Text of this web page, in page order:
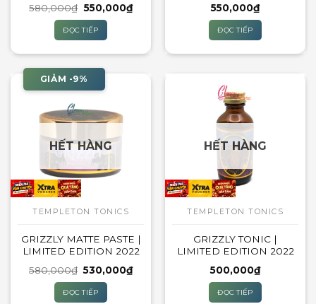
580,000₫ Giá
là:
580,000₫.
550,000₫Giá
hiện
ĐỌC TIẾP
550,000₫
ĐỌC TIẾP
GIẢM -9%
HẾT HÀNG
TEMPLETON TONICS
GRIZZLY MATTE PASTE |
LIMITED EDITION 2022
580,000₫ Giá
là:
580,000₫.
530,000₫Giá
hiện
ĐỌC TIẾP
HẾT HÀNG
TEMPLETON TONICS
GRIZZLY TONIC |
LIMITED EDITION 2022
500,000₫
ĐỌC TIẾP